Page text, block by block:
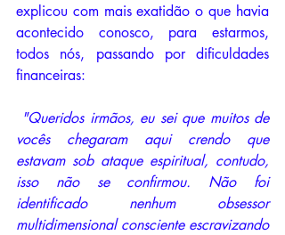
explicou com mais exatidão o que havia
acontecido conosco, para estarmos,
todos nós, passando por dificuldades
financeiras:
"Queridos irmãos, eu sei que muitos de
vocês chegaram aqui crendo que
estavam sob ataque espiritual, contudo,
isso não se confirmou. Não foi
identificado nenhum obsessor
multidimensional consciente escravizando